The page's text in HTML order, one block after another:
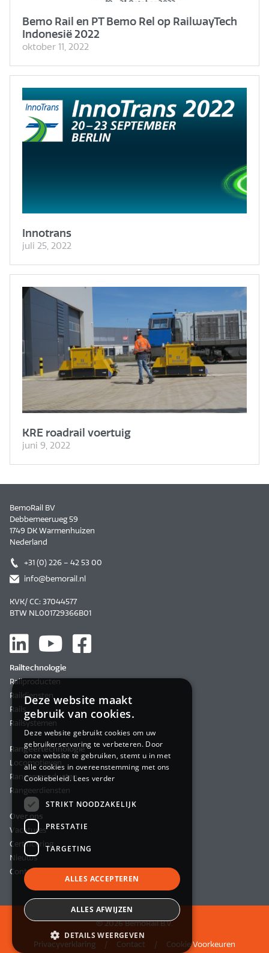
Bemo Rail en PT Bemo Rel op RailwayTech
Indonesië 2022
oktober 11, 2022
Innotrans
juli 25, 2022
KRE road­rail voertuig
juni 9, 2022
BemoRail BV
Debbemeerweg 59
1749 DK Warmenhuizen
Nederland
+31 (0) 226 – 42 53 00
info@bemorail.nl
KVK/ CC: 37044577
BTW NL001729366B01
Railtechnologie
Railproducten
Raildiensten
Rails
Railsystemen
Rangeertechnologie
Locomotieven
Rangeerproducten
Rangeerdiensten
Over ons
Vacatures
Certificering
Nieuws
Contact
© 2026 BemoRail B.V.
Privacyverklaring Contact Cookie Voorkeuren
Deze website maakt
gebruik van cookies.
Deze website gebruikt cookies om uw
gebruikerservaring te verbeteren. Door
onze website te gebruiken, stemt u in met
alle cookies in overeenstemming met ons
Cookiebeleid.Lees verder
STRIKT NOODZAKELIJK
PRESTATIE
TARGETING
ALLES ACCEPTEREN
ALLES AFWIJZEN
DETAILS WEERGEVEN